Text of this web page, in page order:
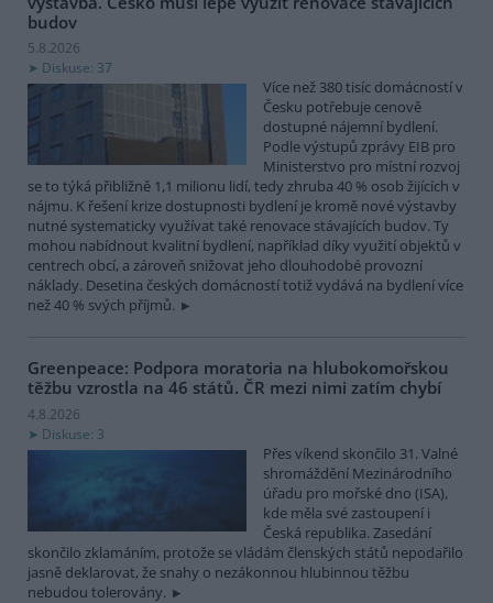
budov
5.8.2026
Diskuse: 37
Více než 380 tisíc domácností v
Česku potřebuje cenově
dostupné nájemní bydlení.
Podle výstupů zprávy EIB pro
Ministerstvo pro místní rozvoj
se to týká přibližně 1,1 milionu lidí, tedy zhruba 40 % osob žijících v
nájmu. K řešení krize dostupnosti bydlení je kromě nové výstavby
nutné systematicky využívat také renovace stávajících budov. Ty
mohou nabídnout kvalitní bydlení, například díky využití objektů v
centrech obcí, a zároveň snižovat jeho dlouhodobé provozní
náklady. Desetina českých domácností totiž vydává na bydlení více
než 40 % svých příjmů.
Greenpeace: Podpora moratoria na hlubokomořskou
těžbu vzrostla na 46 států. ČR mezi nimi zatím chybí
4.8.2026
Diskuse: 3
Přes víkend skončilo 31. Valné
shromáždění Mezinárodního
úřadu pro mořské dno (ISA),
kde měla své zastoupení i
Česká republika. Zasedání
skončilo zklamáním, protože se vládám členských států nepodařilo
jasně deklarovat, že snahy o nezákonnou hlubinnou těžbu
nebudou tolerovány.